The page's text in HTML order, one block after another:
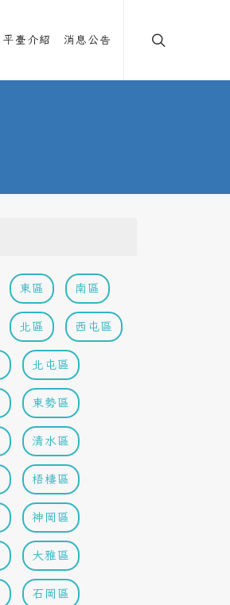
平臺介紹 消息公告
東區 南區
北區 西屯區
北屯區
東勢區
清水區
梧棲區
神岡區
大雅區
石岡區